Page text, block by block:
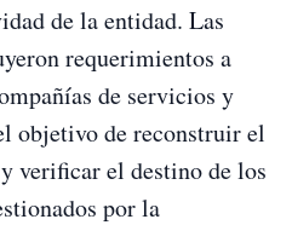
de la entidad. Las
requerimientos a
de servicios y
objetivo de reconstruir el
verificar el destino de los
por la